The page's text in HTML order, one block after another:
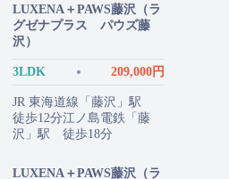
LUXENA＋PAWS藤沢（ラ
グゼナプラス パウズ藤
沢）
3LDK 209,000円
JR 東海道線「藤沢」駅
徒歩12分江ノ島電鉄「藤
沢」駅 徒歩18分
LUXENA＋PAWS藤沢（ラ